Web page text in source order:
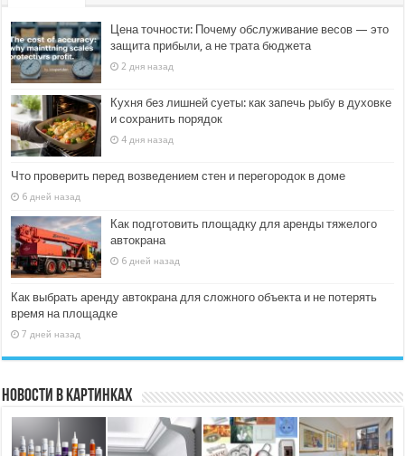
Цена точности: Почему обслуживание весов — это
защита прибыли, а не трата бюджета
2 дня назад
Кухня без лишней суеты: как запечь рыбу в духовке
и сохранить порядок
4 дня назад
Что проверить перед возведением стен и перегородок в доме
6 дней назад
Как подготовить площадку для аренды тяжелого
автокрана
6 дней назад
Как выбрать аренду автокрана для сложного объекта и не потерять
время на площадке
7 дней назад
Новости в картинках